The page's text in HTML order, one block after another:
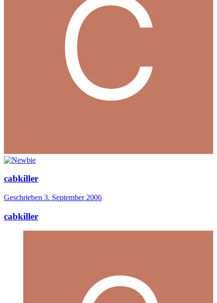
cabkiller
Geschrieben 3. September 2006
cabkiller